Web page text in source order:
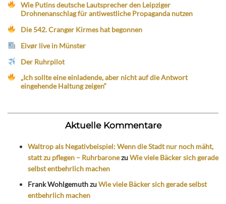
Wie Putins deutsche Lautsprecher den Leipziger
Drohnenanschlag für antiwestliche Propaganda nutzen
Die 542. Cranger Kirmes hat begonnen
Eivør live in Münster
Der Ruhrpilot
„Ich sollte eine einladende, aber nicht auf die Antwort
eingehende Haltung zeigen“
Aktuelle Kommentare
Waltrop als Negativbeispiel: Wenn die Stadt nur noch mäht,
statt zu pflegen – RuhrbaronezuWie viele Bäcker sich gerade
selbst entbehrlich machen
Frank WohlgemuthzuWie viele Bäcker sich gerade selbst
entbehrlich machen